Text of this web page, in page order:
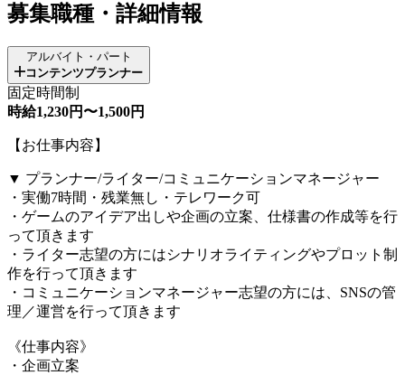
募集職種・詳細情報
アルバイト・パート
コンテンツプランナー
固定時間制
時給1,230円〜1,500円
【お仕事内容】
▼ プランナー/ライター/コミュニケーションマネージャー
・実働7時間・残業無し・テレワーク可
・ゲームのアイデア出しや企画の立案、仕様書の作成等を行
って頂きます
・ライター志望の方にはシナリオライティングやプロット制
作を行って頂きます
・コミュニケーションマネージャー志望の方には、SNSの管
理／運営を行って頂きます
《仕事内容》
・企画立案